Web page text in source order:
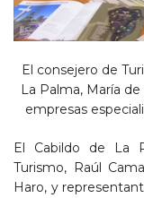
El consejero de
La Palma, María
empresas
El Cabildo de La
Turismo, Raúl
Haro, y